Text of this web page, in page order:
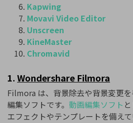
Kapwing
Movavi Video Editor
Unscreen
KineMaster
Chromavid
1.Wondershare Filmora
Filmora は、背景除去や背景変更
編集ソフトです。 動画編集ソフト
エフェクトやテンプレートを備えて